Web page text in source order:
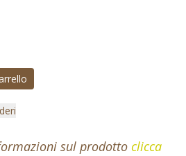
sul prodotto clicca